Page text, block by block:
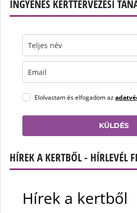
INGYENES KERTTERVEZÉSI
Elolvastam és elfogadom az
KÜLDÉS
HÍREK A KERTBŐL - HÍRLEVÉL
Hírek a kertből